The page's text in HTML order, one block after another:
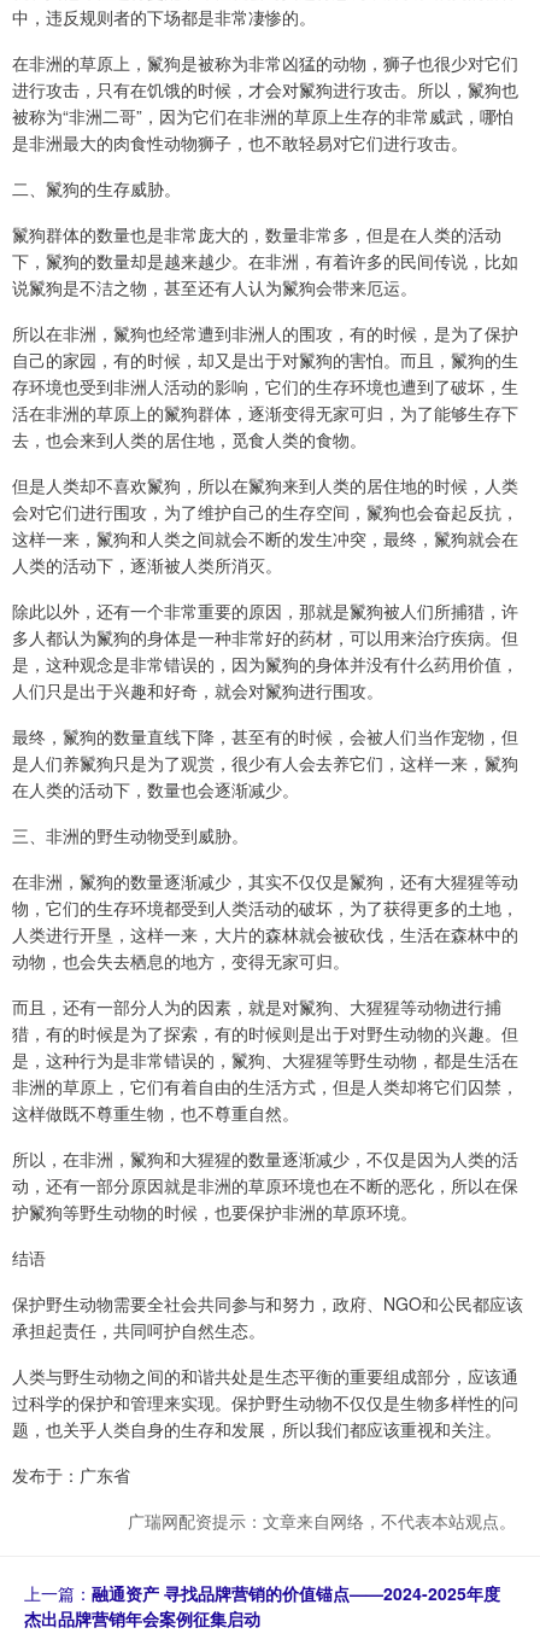
中，违反规则者的下场都是非常凄惨的。
在非洲的草原上，鬣狗是被称为非常凶猛的动物，狮子也很少对它们
进行攻击，只有在饥饿的时候，才会对鬣狗进行攻击。所以，鬣狗也
被称为“非洲二哥”，因为它们在非洲的草原上生存的非常威武，哪怕
是非洲最大的肉食性动物狮子，也不敢轻易对它们进行攻击。
二、鬣狗的生存威胁。
鬣狗群体的数量也是非常庞大的，数量非常多，但是在人类的活动
下，鬣狗的数量却是越来越少。在非洲，有着许多的民间传说，比如
说鬣狗是不洁之物，甚至还有人认为鬣狗会带来厄运。
所以在非洲，鬣狗也经常遭到非洲人的围攻，有的时候，是为了保护
自己的家园，有的时候，却又是出于对鬣狗的害怕。而且，鬣狗的生
存环境也受到非洲人活动的影响，它们的生存环境也遭到了破坏，生
活在非洲的草原上的鬣狗群体，逐渐变得无家可归，为了能够生存下
去，也会来到人类的居住地，觅食人类的食物。
但是人类却不喜欢鬣狗，所以在鬣狗来到人类的居住地的时候，人类
会对它们进行围攻，为了维护自己的生存空间，鬣狗也会奋起反抗，
这样一来，鬣狗和人类之间就会不断的发生冲突，最终，鬣狗就会在
人类的活动下，逐渐被人类所消灭。
除此以外，还有一个非常重要的原因，那就是鬣狗被人们所捕猎，许
多人都认为鬣狗的身体是一种非常好的药材，可以用来治疗疾病。但
是，这种观念是非常错误的，因为鬣狗的身体并没有什么药用价值，
人们只是出于兴趣和好奇，就会对鬣狗进行围攻。
最终，鬣狗的数量直线下降，甚至有的时候，会被人们当作宠物，但
是人们养鬣狗只是为了观赏，很少有人会去养它们，这样一来，鬣狗
在人类的活动下，数量也会逐渐减少。
三、非洲的野生动物受到威胁。
在非洲，鬣狗的数量逐渐减少，其实不仅仅是鬣狗，还有大猩猩等动
物，它们的生存环境都受到人类活动的破坏，为了获得更多的土地，
人类进行开垦，这样一来，大片的森林就会被砍伐，生活在森林中的
动物，也会失去栖息的地方，变得无家可归。
而且，还有一部分人为的因素，就是对鬣狗、大猩猩等动物进行捕
猎，有的时候是为了探索，有的时候则是出于对野生动物的兴趣。但
是，这种行为是非常错误的，鬣狗、大猩猩等野生动物，都是生活在
非洲的草原上，它们有着自由的生活方式，但是人类却将它们囚禁，
这样做既不尊重生物，也不尊重自然。
所以，在非洲，鬣狗和大猩猩的数量逐渐减少，不仅是因为人类的活
动，还有一部分原因就是非洲的草原环境也在不断的恶化，所以在保
护鬣狗等野生动物的时候，也要保护非洲的草原环境。
结语
保护野生动物需要全社会共同参与和努力，政府、NGO和公民都应该
承担起责任，共同呵护自然生态。
人类与野生动物之间的和谐共处是生态平衡的重要组成部分，应该通
过科学的保护和管理来实现。保护野生动物不仅仅是生物多样性的问
题，也关乎人类自身的生存和发展，所以我们都应该重视和关注。
发布于：广东省
广瑞网配资提示：文章来自网络，不代表本站观点。
上一篇： 融通资产 寻找品牌营销的价值锚点——2024-2025年度
杰出品牌营销年会案例征集启动